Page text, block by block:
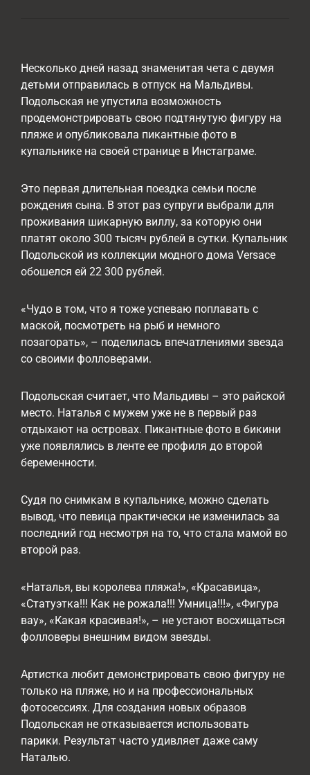
Несколько дней назад знаменитая чета с двумя
детьми отправилась в отпуск на Мальдивы.
Подольская не упустила возможность
продемонстрировать свою подтянутую фигуру на
пляже и опубликовала пикантные фото в
купальнике на своей странице в Инстаграме.
Это первая длительная поездка семьи после
рождения сына. В этот раз супруги выбрали для
проживания шикарную виллу, за которую они
платят около 300 тысяч рублей в сутки. Купальник
Подольской из коллекции модного дома Versace
обошелся ей 22 300 рублей.
«Чудо в том, что я тоже успеваю поплавать с
маской, посмотреть на рыб и немного
позагорать», – поделилась впечатлениями звезда
со своими фолловерами.
Подольская считает, что Мальдивы – это райской
место. Наталья с мужем уже не в первый раз
отдыхают на островах. Пикантные фото в бикини
уже появлялись в ленте ее профиля до второй
беременности.
Судя по снимкам в купальнике, можно сделать
вывод, что певица практически не изменилась за
последний год несмотря на то, что стала мамой во
второй раз.
«Наталья, вы королева пляжа!», «Красавица»,
«Статуэтка!!! Как не рожала!!! Умница!!!», «Фигура
вау», «Какая красивая!», – не устают восхищаться
фолловеры внешним видом звезды.
Артистка любит демонстрировать свою фигуру не
только на пляже, но и на профессиональных
фотосессиях. Для создания новых образов
Подольская не отказывается использовать
парики. Результат часто удивляет даже саму
Наталью.